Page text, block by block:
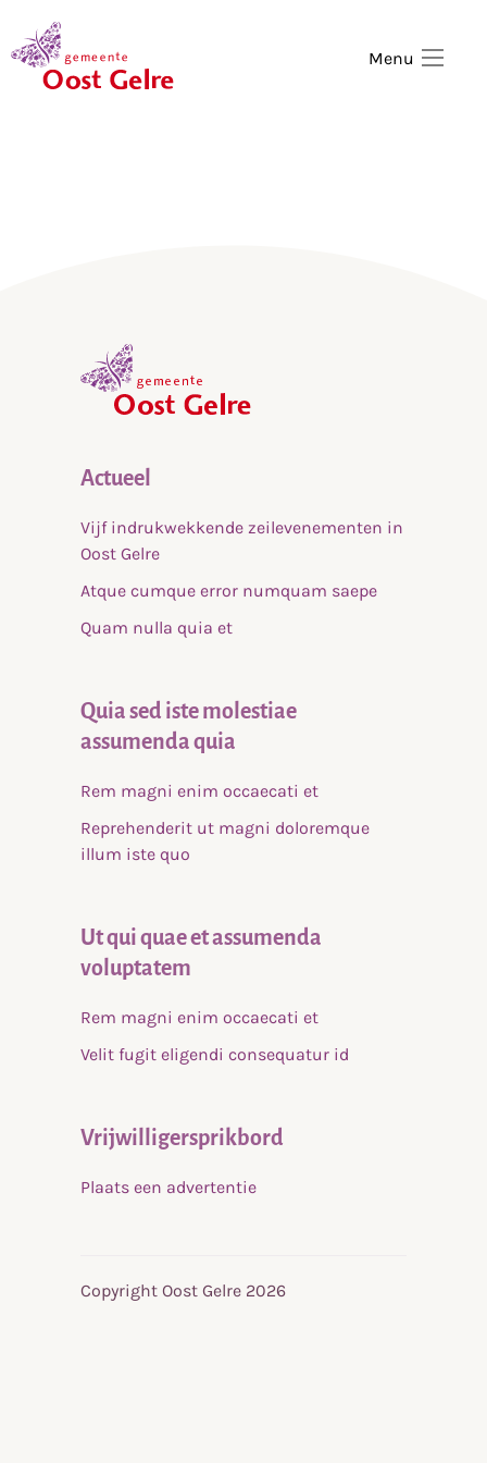
Menu
Actueel
Vijf indrukwekkende zeilevenementen in
Oost Gelre
Atque cumque error numquam saepe
Quam nulla quia et
Quia sed iste molestiae
assumenda quia
Rem magni enim occaecati et
Reprehenderit ut magni doloremque
illum iste quo
Ut qui quae et assumenda
voluptatem
Rem magni enim occaecati et
Velit fugit eligendi consequatur id
Vrijwilligersprikbord
Plaats een advertentie
Copyright Oost Gelre 2026